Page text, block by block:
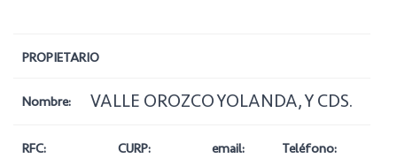
PROPIETARIO
Nombre: VALLE OROZCO YOLANDA, Y CDS.
RFC: CURP: email: Teléfono: